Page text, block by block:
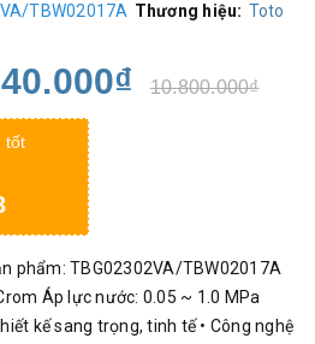
TBW02017A Thương hiệu: Toto
10.800.000₫
tốt
phẩm: TBG02302VA/TBW02017A
Áp lực nước: 0.05 ~ 1.0 MPa
kế sang trọng, tinh tế • Công nghệ